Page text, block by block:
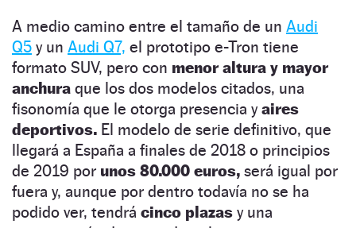
A medio camino entre el tamaño de un Audi
Q5 y un Audi Q7, el prototipo e-Tron tiene
formato SUV, pero con menor altura y mayor
anchura que los dos modelos citados, una
fisonomía que le otorga presencia yaires
deportivos. El modelo de serie definitivo, que
llegará a España a finales de 2018 o principios
de 2019 por unos 80.000 euros, será igual por
fuera y, aunque por dentro todavía no se ha
podido ver, tendrá cinco plazas y una